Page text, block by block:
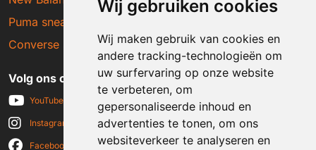
Wij gebruiken cookies
Wij maken gebruik van cookies en
andere tracking-technologieën om
uw surfervaring op onze website
te verbeteren, om
gepersonaliseerde inhoud en
advertenties te tonen, om ons
websiteverkeer te analyseren en
Puma sneakers
Converse sneakers
Volg ons op social media
YouTube
Instagram
Facebook